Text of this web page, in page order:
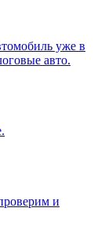
уже в
авто.
и